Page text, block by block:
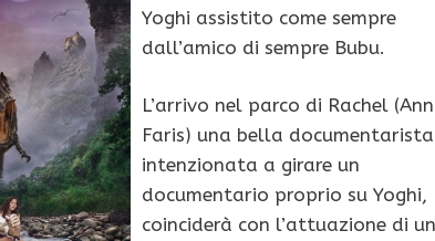
Yoghi assistito come sempre
dall’amico di sempre Bubu.
L’arrivo nel parco di Rachel
Faris) una bella documentarista
intenzionata a girare un
documentario proprio su Yoghi,
coinciderà con l’attuazione di un